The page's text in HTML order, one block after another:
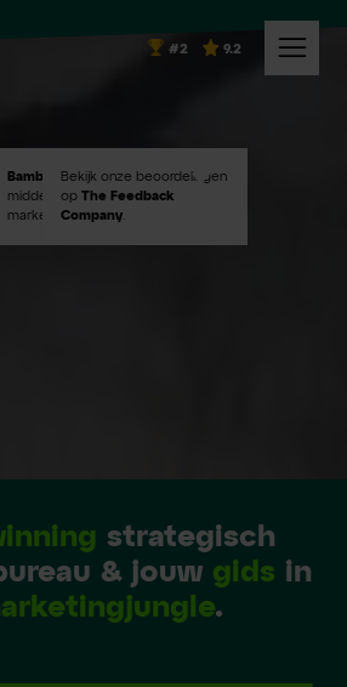
#2
Bambuu #2in Emerce100
middelgroot digital
marketingbureaus!
9.2
Bekijk onze beoordelingen
opThe Feedback
Company.
strategisch
& jouw gids in
.